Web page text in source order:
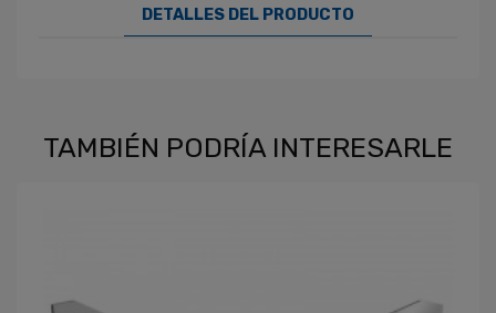
DETALLES DEL PRODUCTO
TAMBIÉN PODRÍA INTERESARLE